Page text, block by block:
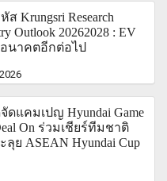
ส Krungsri Research
Outlook 20262028 : EV
นาคตอีกต่อไป
ดแคมเปญ Hyundai Game
On ร่วมเชียร์ทีมชาติ
ลุย ASEAN Hyundai Cup